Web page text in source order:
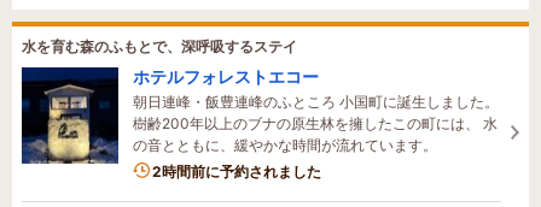
水を育む森のふもとで、深呼吸するステイ
ホテルフォレストエコー
朝日連峰・飯豊連峰のふところ 小国町に誕生しました。
樹齢200年以上のブナの原生林を擁したこの町には、 水
の音とともに、緩やかな時間が流れています。
2名がこの宿を見ています
2時間前に予約されました